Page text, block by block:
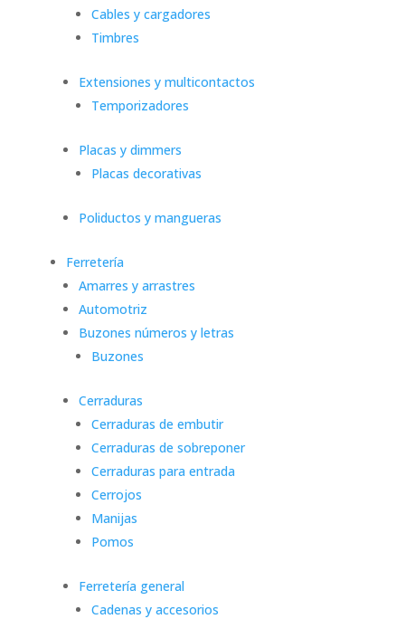
Cables y cargadores
Timbres
Extensiones y multicontactos
Temporizadores
Placas y dimmers
Placas decorativas
Poliductos y mangueras
Ferretería
Amarres y arrastres
Automotriz
Buzones números y letras
Buzones
Cerraduras
Cerraduras de embutir
Cerraduras de sobreponer
Cerraduras para entrada
Cerrojos
Manijas
Pomos
Ferretería general
Cadenas y accesorios